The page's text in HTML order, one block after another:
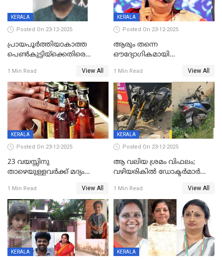
KERALA
Posted On 23-12-2025
പ്രായപൂർത്തിയാകാത്ത
പെൺകുട്ടിയ്ക്കെതിരെ
59 വർഷം തടവും 90,൦൦൦ രൂപ
പിഴയും ശിക്ഷ
1 Min Read View All
KERALA
Posted On 23-12-2025
ആരും തന്നെ
ഔദ്യോഗികമായി
കണ്ടെത്താൻ ഇന്ന് കോർ
കമ്മിറ്റി കൂടിയില്ല';
അതൃപ്തിയുമായി ദീപ്തി മേരി
വർഗീസ്
1 Min Read View All
KERALA
Posted On 23-12-2025
23 വയസ്സിനു
താഴെയുള്ളവർക്ക് മദ്യം
നടപടി;സ്ഥാപനങ്ങൾക്കെതിരെ
രണ്ട് കേസുകൾ
1 Min Read View All
KERALA
Posted On 23-12-2025
ആ വലിയ ശ്രമം വിഫലം;
വഴിയരികില്‍ ‌ഡോക്ടര്‍മാര്‍
മരണത്തിന് കീഴടങ്ങി
1 Min Read View All
KERALA KERALA